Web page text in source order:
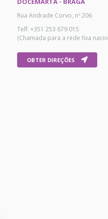
Rua Andrade Corvo, nº 206
Telf: +351 253 679 015
(Chamada para a rede fixa
OBTER DIREÇÕES